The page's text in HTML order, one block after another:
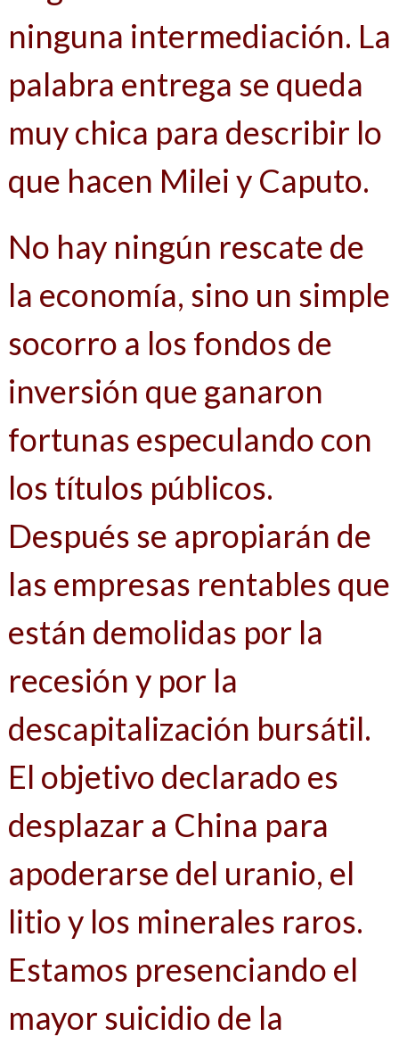
ninguna intermediación. La
palabra entrega se queda
muy chica para describir lo
que hacen Milei y Caputo.
No hay ningún rescate de
la economía, sino un simple
socorro a los fondos de
inversión que ganaron
fortunas especulando con
los títulos públicos.
Después se apropiarán de
las empresas rentables que
están demolidas por la
recesión y por la
descapitalización bursátil.
El objetivo declarado es
desplazar a China para
apoderarse del uranio, el
litio y los minerales raros.
Estamos presenciando el
mayor suicidio de la